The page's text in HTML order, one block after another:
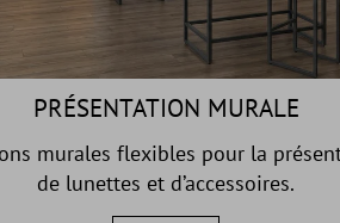
PRÉSENTATION MURALE
murales flexibles pour la
de lunettes et d’accessoires.